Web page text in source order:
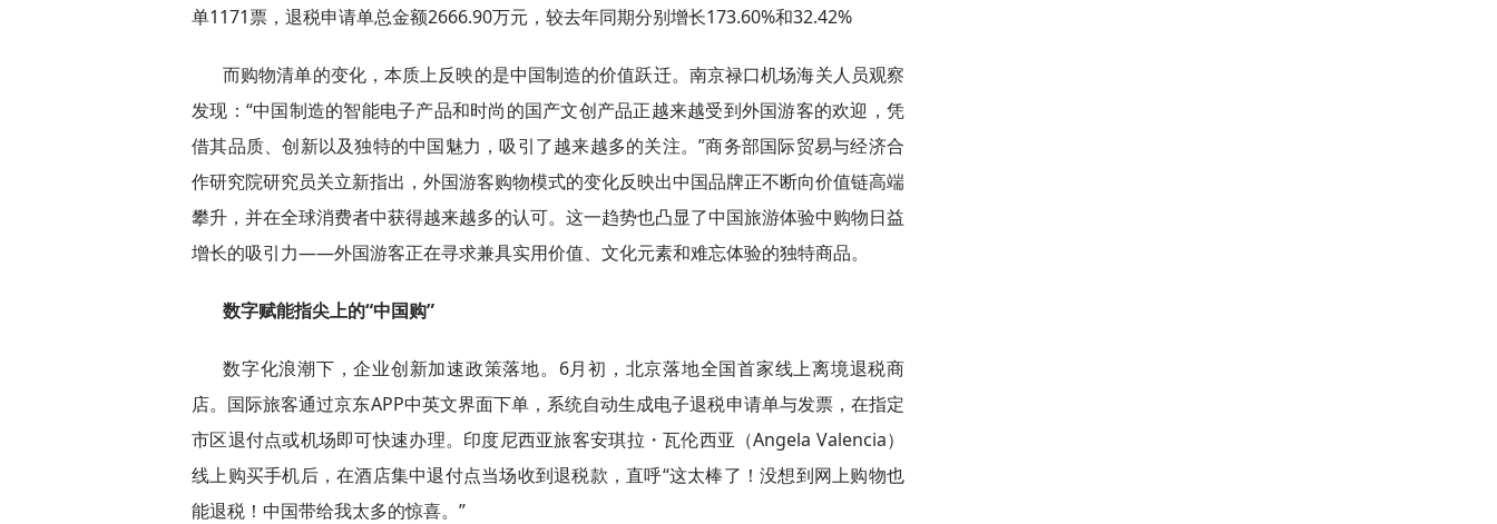
单1171票，退税申请单总金额2666.90万元，较去年同期分别增长173.60%和32.42%
而购物清单的变化，本质上反映的是中国制造的价值跃迁。南京禄口机场海关人员观察
发现：“中国制造的智能电子产品和时尚的国产文创产品正越来越受到外国游客的欢迎，凭
借其品质、创新以及独特的中国魅力，吸引了越来越多的关注。”商务部国际贸易与经济合
作研究院研究员关立新指出，外国游客购物模式的变化反映出中国品牌正不断向价值链高端
攀升，并在全球消费者中获得越来越多的认可。这一趋势也凸显了中国旅游体验中购物日益
增长的吸引力——外国游客正在寻求兼具实用价值、文化元素和难忘体验的独特商品。
数字赋能指尖上的“中国购”
数字化浪潮下，企业创新加速政策落地。6月初，北京落地全国首家线上离境退税商
店。国际旅客通过京东APP中英文界面下单，系统自动生成电子退税申请单与发票，在指定
市区退付点或机场即可快速办理。印度尼西亚旅客安琪拉・瓦伦西亚（Angela Valencia）
线上购买手机后，在酒店集中退付点当场收到退税款，直呼“这太棒了！没想到网上购物也
能退税！中国带给我太多的惊喜。”